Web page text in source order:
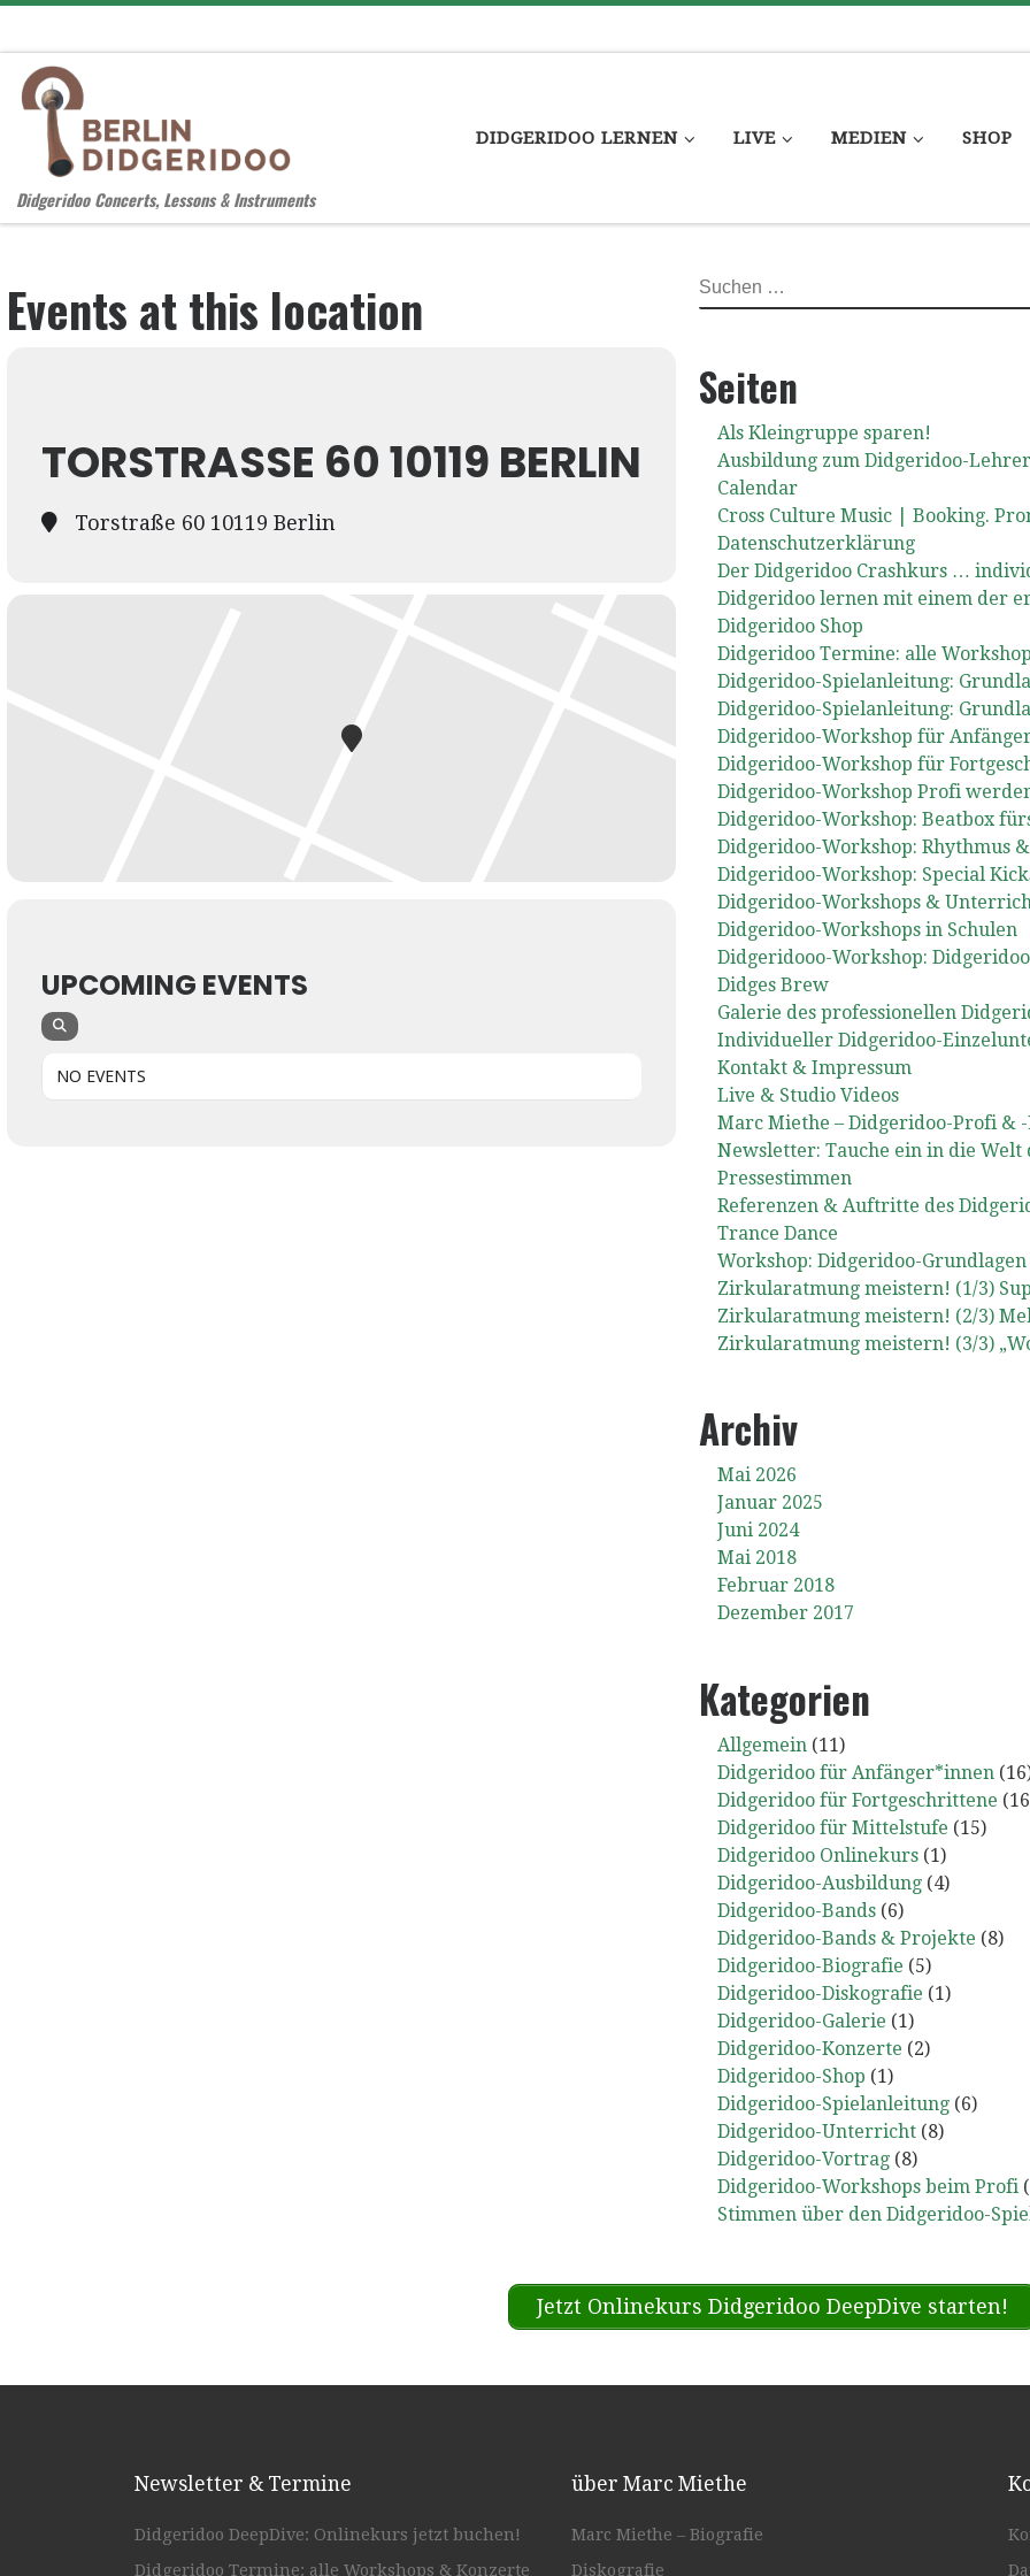
Didgeridoo Concerts, Lessons & Instruments
DIDGERIDOO LERNEN LIVE MEDIEN SHOP
Events at this location
TORSTRASSE 60 10119 BERLIN
Torstraße 60 10119 Berlin
UPCOMING EVENTS
NO EVENTS
SUCHE
Seiten
Als Kleingruppe sparen!
Ausbildung zum Didgeridoo-Lehrer
Calendar
Cross Culture Music | Booking.
Datenschutzerklärung
Der Didgeridoo Crashkurs …
Didgeridoo lernen mit einem der
Didgeridoo Shop
Didgeridoo Termine: alle
Didgeridoo-Spielanleitung:
Didgeridoo-Spielanleitung:
Didgeridoo-Workshop für
Didgeridoo-Workshop für
Didgeridoo-Workshop Profi
Didgeridoo-Workshop: Beatbox
Didgeridoo-Workshop: Rhythmus
Didgeridoo-Workshop: Special
Didgeridoo-Workshops &
Didgeridoo-Workshops in Schulen
Didgeridooo-Workshop:
Didges Brew
Galerie des professionellen
Individueller Didgeridoo-
Kontakt & Impressum
Live & Studio Videos
Marc Miethe – Didgeridoo-Profi &
Newsletter: Tauche ein in die
Pressestimmen
Referenzen & Auftritte des
Trance Dance
Workshop: Didgeridoo-
Zirkularatmung meistern! (1/3)
Zirkularatmung meistern! (2/3)
Zirkularatmung meistern! (3/3)
Archiv
Mai 2026
Januar 2025
Juni 2024
Mai 2018
Februar 2018
Dezember 2017
Kategorien
Allgemein (11)
Didgeridoo für Anfänger*innen
Didgeridoo für Fortgeschrittene
Didgeridoo für Mittelstufe (15)
Didgeridoo Onlinekurs(1)
Didgeridoo-Ausbildung(4)
Didgeridoo-Bands(6)
Didgeridoo-Bands & Projekte (8)
Didgeridoo-Biografie (5)
Didgeridoo-Diskografie (1)
Didgeridoo-Galerie (1)
Didgeridoo-Konzerte (2)
Didgeridoo-Shop (1)
Didgeridoo-Spielanleitung(6)
Didgeridoo-Unterricht(8)
Didgeridoo-Vortrag(8)
Didgeridoo-Workshops beim Profi
Stimmen über den Didgeridoo-
Jetzt Onlinekurs Didgeridoo DeepDive starten!
Newsletter & Termine
Didgeridoo DeepDive: Onlinekurs jetzt buchen!
Didgeridoo Termine: alle Workshops & Konzerte
über Marc Miethe
Marc Miethe – Biografie
Diskografie